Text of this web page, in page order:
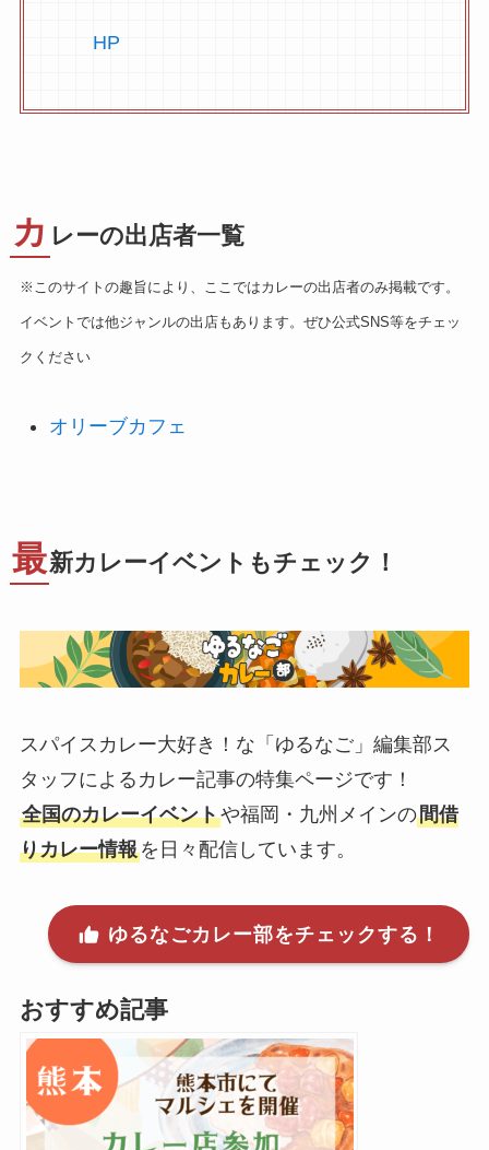
HP
カ レーの出店者一覧
※このサイトの趣旨により、ここではカレーの出店者のみ掲載です。
イベントでは他ジャンルの出店もあります。ぜひ公式SNS等をチェッ
クください
オリーブカフェ
最新カレーイベントもチェック！
スパイスカレー大好き！な「ゆるなご」編集部ス
タッフによるカレー記事の特集ページです！
全国のカレーイベントや福岡・九州メインの間借
りカレー情報を日々配信しています。
ゆるなごカレー部をチェックする！
おすすめ記事